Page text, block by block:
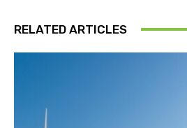
RELATED ARTICLES